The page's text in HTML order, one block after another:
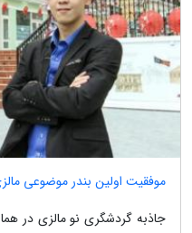
موفقیت اولین بندر موضوعی
جاذبه گردشگری نو مالزی در